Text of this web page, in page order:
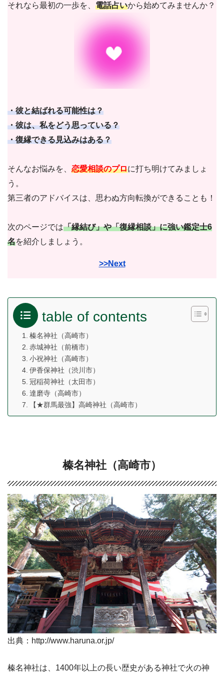
それなら最初の一歩を、 電話占いから始めてみませんか？
・彼と結ばれる可能性は？
・彼は、私をどう思っている？
・復縁できる見込みはある？
そんなお悩みを、 恋愛相談のプロに打ち明けてみましょ
う。
第三者のアドバイスは、思わぬ方向転換ができることも！
次のページでは「縁結び」や「復縁相談」に強い鑑定士6
名を紹介しましょう。
>>Next
table of contents
榛名神社（高崎市）
赤城神社（前橋市）
小祝神社（高崎市）
伊香保神社（渋川市）
冠稲荷神社（太田市）
達磨寺（高崎市）
【★群馬最強】高崎神社（高崎市）
榛名神社（高崎市）
出典：http://www.haruna.or.jp/
榛名神社は、1400年以上の長い歴史がある神社で火の神